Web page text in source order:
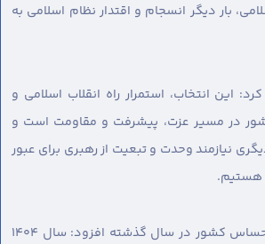
بار دیگر انسجام و اقتدار نظام اسلامی به
این انتخاب، استمرار راه انقلاب اسلامی و
در مسیر عزت، پیشرفت و مقاومت است و
نیازمند وحدت و تبعیت از رهبری برای عبور
هستیم.
وی با اشاره به شرایط حساس کشور در سال گذشته افزود: سال ۱۴۰۴